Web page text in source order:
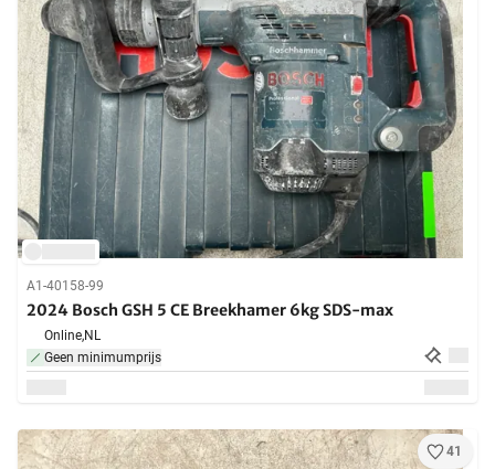
A1-40158-99
2024 Bosch GSH 5 CE Breekhamer 6kg SDS-max
Online,NL
Geen minimumprijs
41